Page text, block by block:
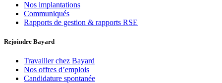
Nos implantations
Communiqués
Rapports de gestion & rapports RSE
Rejoindre Bayard
Travailler chez Bayard
Nos offres d’emplois
Candidature spontanée